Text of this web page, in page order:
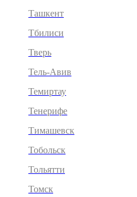
Ташкент
Тбилиси
Тверь
Тель-Авив
Темиртау
Тенерифе
Тимашевск
Тобольск
Тольятти
Томск